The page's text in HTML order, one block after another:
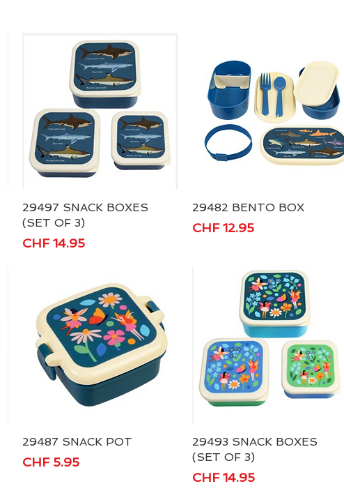
Schnellansicht
29497 SNACK BOXES
(SET OF 3)
Preis
CHF 14.95
Schnellansicht
29482 BENTO BOX
Preis
CHF 12.95
Schnellansicht
29487 SNACK POT
Preis
CHF 5.95
Schnellansicht
29493 SNACK BOXES
(SET OF 3)
Preis
CHF 14.95